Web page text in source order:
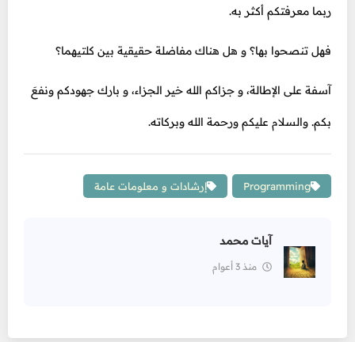
ربما معرفتكم أكثر به.
فهل تنصحوا بها؟ و هل هناك مفاضلة حقيقية بين كلتيهما؟
آسفة على الإطالة، و جزاكم الله خير الجزاء، و بارك جهودكم ونفعَ
بكم. والسلام عليكم ورحمة الله وبركاته.
Programming إرشادات و معلومات عامة
آيات محمد
منذ 3 أعوام